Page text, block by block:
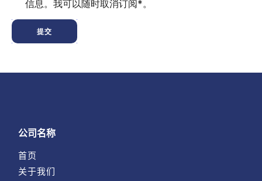
信息。我可以随时取消订阅*。
提交
公司名称
首页
关于我们